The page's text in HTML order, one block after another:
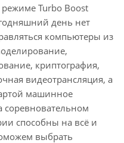
Turbo Boost
день нет
компьютеры из
криптография,
видеотрансляция, а
машинное
способны на всё и
выбрать